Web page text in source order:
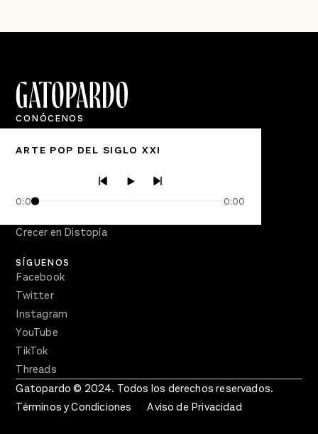
ARTE POP DEL SIGLO XXI
0:00 0:00
CONÓCENOS
Quiénes Somos
Directorio
Semanario Gatopardo
Crecer en Distopía
SÍGUENOS
Facebook
Twitter
Instagram
YouTube
TikTok
Threads
Gatopardo © 2024. Todos los derechos reservados.
Términos y Condiciones
Aviso de Privacidad